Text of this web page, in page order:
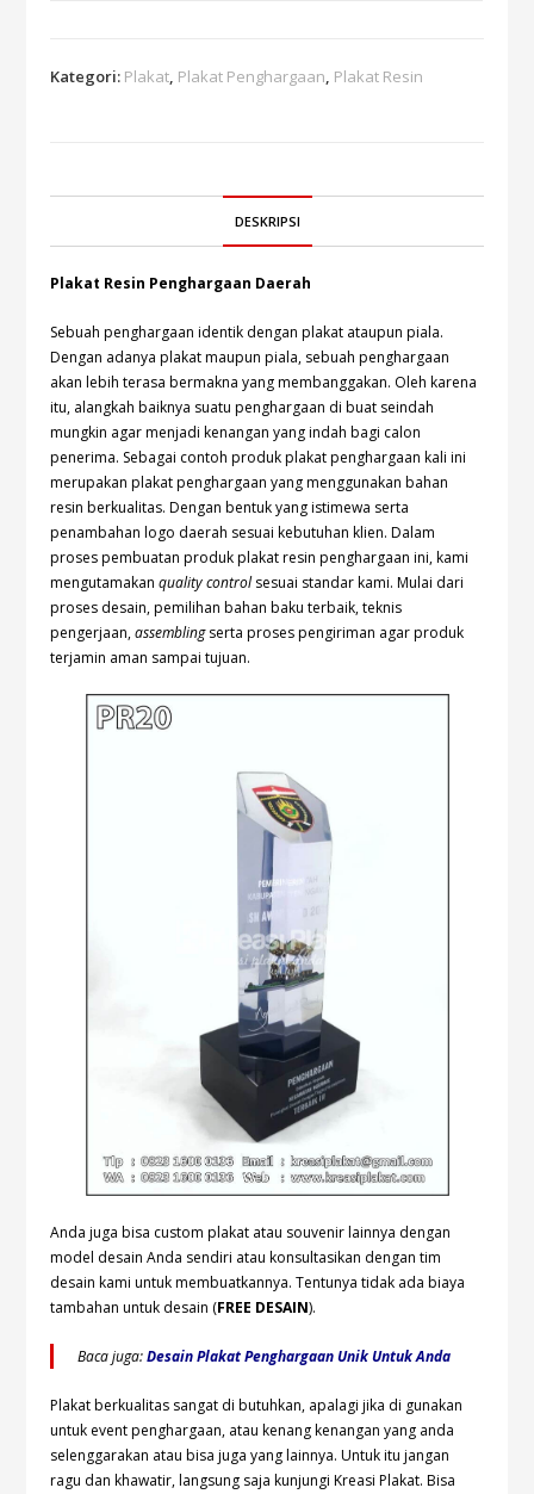
Kategori: Plakat, Plakat Penghargaan, Plakat Resin
DESKRIPSI
Plakat Resin Penghargaan Daerah
Sebuah penghargaan identik dengan plakat ataupun piala.
Dengan adanya plakat maupun piala, sebuah penghargaan
akan lebih terasa bermakna yang membanggakan. Oleh karena
itu, alangkah baiknya suatu penghargaan di buat seindah
mungkin agar menjadi kenangan yang indah bagi calon
penerima. Sebagai contoh produk plakat penghargaan kali ini
merupakan plakat penghargaan yang menggunakan bahan
resin berkualitas. Dengan bentuk yang istimewa serta
penambahan logo daerah sesuai kebutuhan klien. Dalam
proses pembuatan produk plakat resin penghargaan ini, kami
mengutamakanquality controlsesuai standar kami. Mulai dari
proses desain, pemilihan bahan baku terbaik, teknis
pengerjaan,assemblingserta proses pengiriman agar produk
terjamin aman sampai tujuan.
Anda juga bisa custom plakat atau souvenir lainnya dengan
model desain Anda sendiri atau konsultasikan dengan tim
desain kami untuk membuatkannya. Tentunya tidak ada biaya
tambahan untuk desain (FREE DESAIN).
Baca juga:Desain Plakat Penghargaan Unik Untuk Anda
Plakat berkualitas sangat di butuhkan, apalagi jika di gunakan
untuk event penghargaan, atau kenang kenangan yang anda
selenggarakan atau bisa juga yang lainnya. Untuk itu jangan
ragu dan khawatir, langsung saja kunjungi Kreasi Plakat. Bisa